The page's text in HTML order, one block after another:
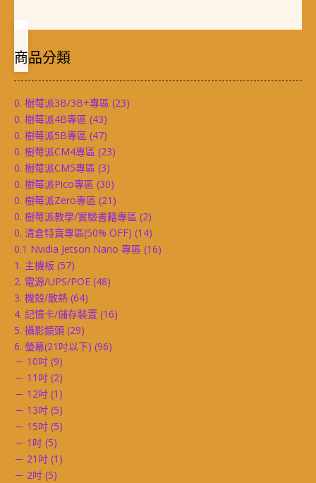
商品分類
0. 樹莓派3B/3B+專區 (23)
0. 樹莓派4B專區 (43)
0. 樹莓派5B專區 (47)
0. 樹莓派CM4專區 (23)
0. 樹莓派CM5專區 (3)
0. 樹莓派Pico專區 (30)
0. 樹莓派Zero專區 (21)
0. 樹莓派教學/實驗書籍專區 (2)
0. 清倉特賣專區(50% OFF) (14)
0.1 Nvidia Jetson Nano 專區 (16)
1. 主機板 (57)
2. 電源/UPS/POE (48)
3. 機殼/散熱 (64)
4. 記憶卡/儲存裝置 (16)
5. 攝影鏡頭 (29)
6. 螢幕(21吋以下) (96)
－ 10吋 (9)
－ 11吋 (2)
－ 12吋 (1)
－ 13吋 (5)
－ 15吋 (5)
－ 1吋 (5)
－ 21吋 (1)
－ 2吋 (5)